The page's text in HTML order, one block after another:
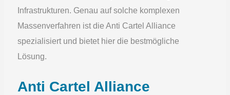
Infrastrukturen. Genau auf solche komplexen
Massenverfahren ist die Anti Cartel Alliance
spezialisiert und bietet hier die bestmögliche
Lösung.
Anti Cartel Alliance